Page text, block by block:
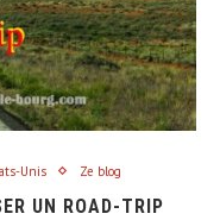
Unis Ze blog
UN ROAD-TRIP